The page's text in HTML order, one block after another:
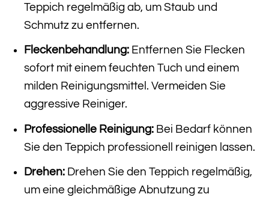
Teppich regelmäßig ab, um Staub und
Schmutz zu entfernen.
Fleckenbehandlung:Entfernen Sie Flecken
sofort mit einem feuchten Tuch und einem
milden Reinigungsmittel. Vermeiden Sie
aggressive Reiniger.
Professionelle Reinigung:Bei Bedarf können
Sie den Teppich professionell reinigen lassen.
Drehen:Drehen Sie den Teppich regelmäßig,
um eine gleichmäßige Abnutzung zu